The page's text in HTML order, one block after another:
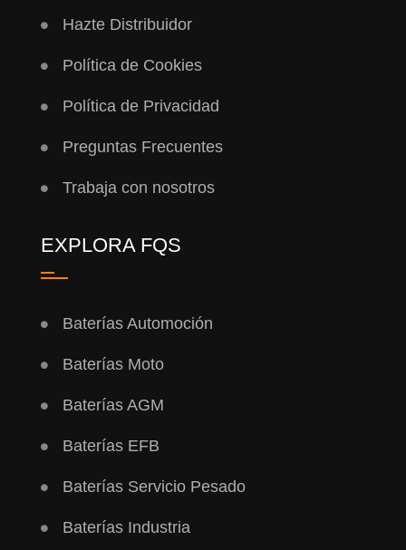
Hazte Distribuidor
Política de Cookies
Política de Privacidad
Preguntas Frecuentes
Trabaja con nosotros
EXPLORA FQS
Baterías Automoción
Baterías Moto
Baterías AGM
Baterías EFB
Baterías Servicio Pesado
Baterías Industria